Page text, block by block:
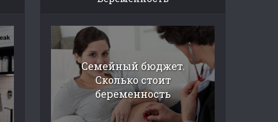
Семейный бюджет.
Сколько стоит
беременность